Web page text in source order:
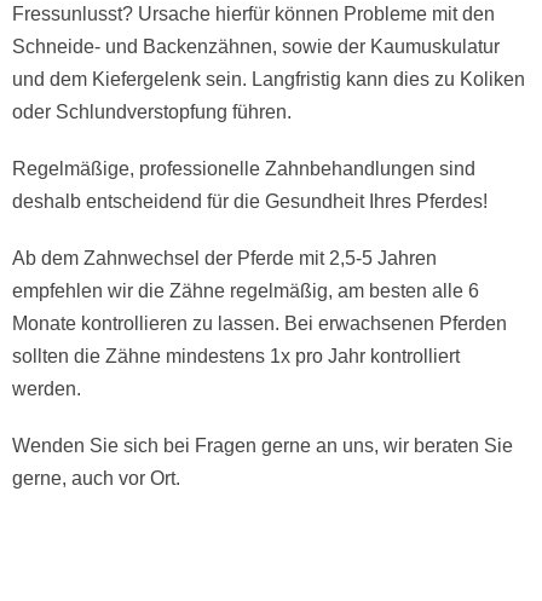
Fressunlusst? Ursache hierfür können Probleme mit den
Schneide- und Backenzähnen, sowie der Kaumuskulatur
und dem Kiefergelenk sein. Langfristig kann dies zu Koliken
oder Schlundverstopfung führen.
Regelmäßige, professionelle Zahnbehandlungen sind
deshalb entscheidend für die Gesundheit Ihres Pferdes!
Ab dem Zahnwechsel der Pferde mit 2,5-5 Jahren
empfehlen wir die Zähne regelmäßig, am besten alle 6
Monate kontrollieren zu lassen. Bei erwachsenen Pferden
sollten die Zähne mindestens 1x pro Jahr kontrolliert
werden.
Wenden Sie sich bei Fragen gerne an uns, wir beraten Sie
gerne, auch vor Ort.